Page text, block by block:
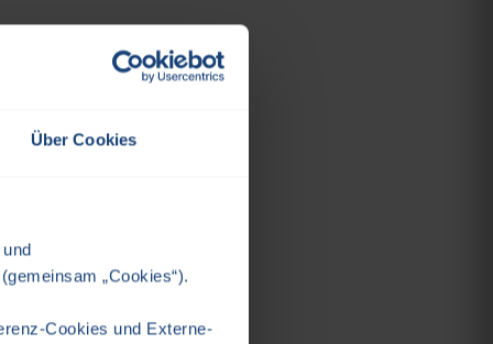
Über Cookies
und
„Cookies“).
Cookies und Externe-